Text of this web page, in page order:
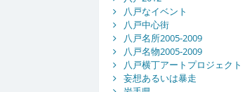
八戸なイベント
八戸中心街
八戸名所2005-2009
八戸名物2005-2009
八戸横丁アートプロジェクト
妄想あるいは暴走